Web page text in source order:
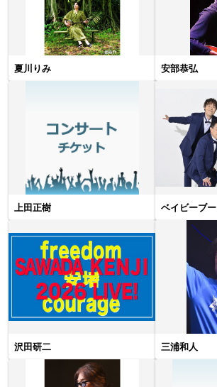
夏川りみ 安部恭弘
上田正樹 ベイビーブー
沢田研二 三浦和人